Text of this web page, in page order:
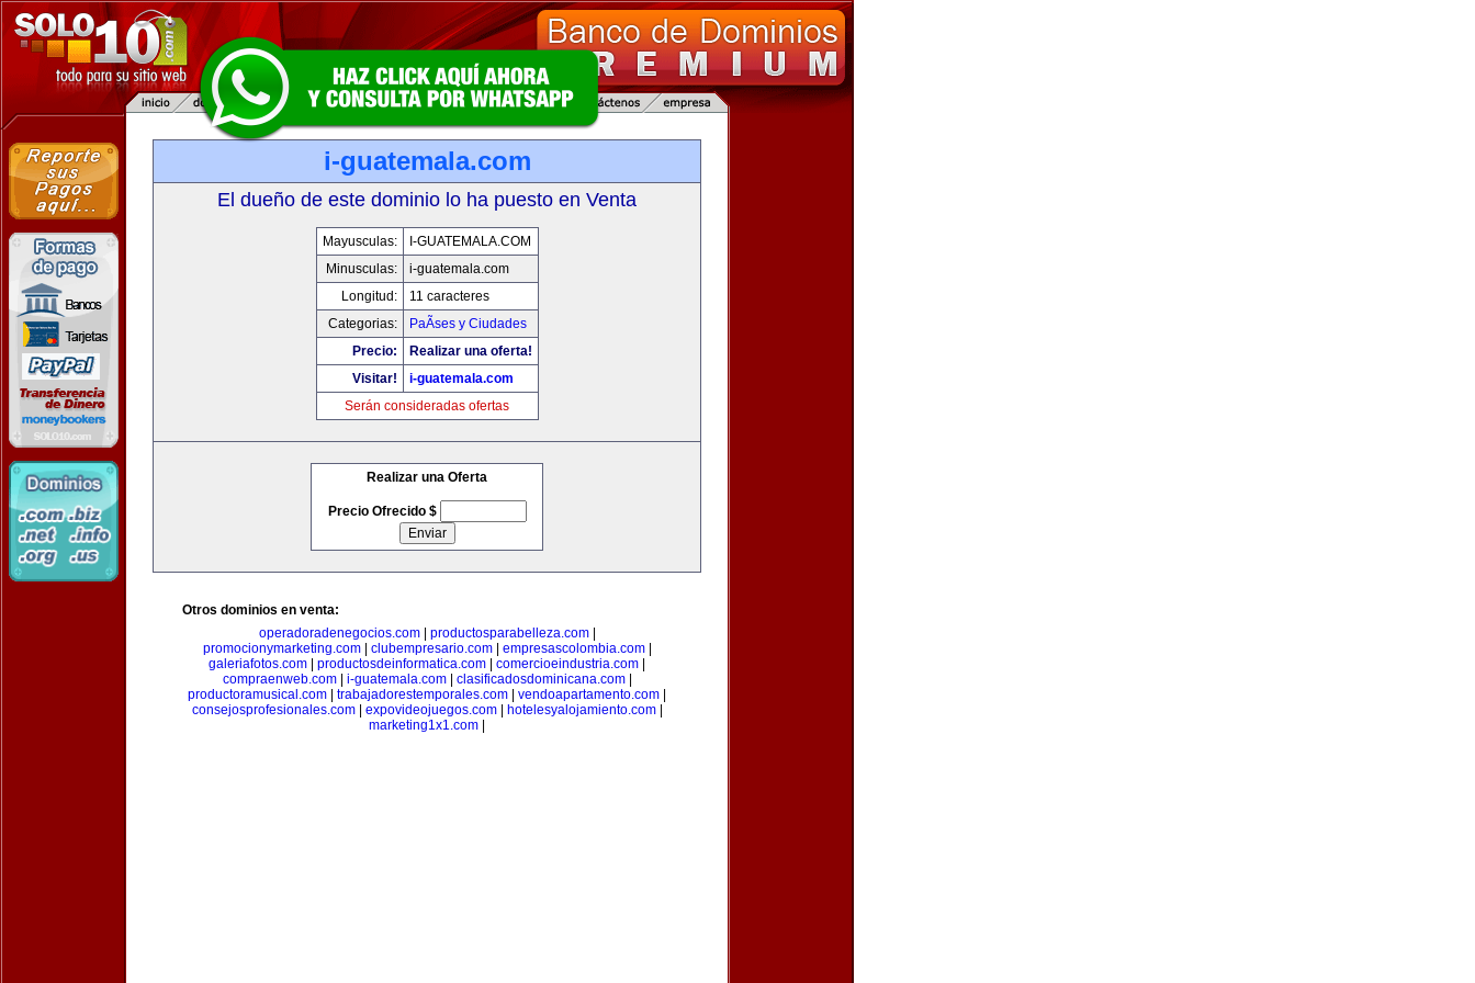
i-guatemala.com
El dueño de este dominio lo ha puesto en Venta
Mayusculas:
I-GUATEMALA.COM
Minusculas:
i-guatemala.com
Longitud:
11 caracteres
Categorias:
PaÃ­ses y Ciudades
Precio:
Realizar una oferta!
Visitar!
i-guatemala.com
Serán consideradas ofertas
Realizar una Oferta
Precio Ofrecido $
Otros dominios en venta:
operadoradenegocios.com| productosparabelleza.com|
promocionymarketing.com| clubempresario.com| empresascolombia.com|
galeriafotos.com
productosdeinformatica.com comercioeindustria.com
compraenweb.com| i-guatemala.com| clasificadosdominicana.com|
productoramusical.com
trabajadorestemporales.com vendoapartamento.com
consejosprofesionales.com| expovideojuegos.com| hotelesyalojamiento.com|
marketing1x1.com